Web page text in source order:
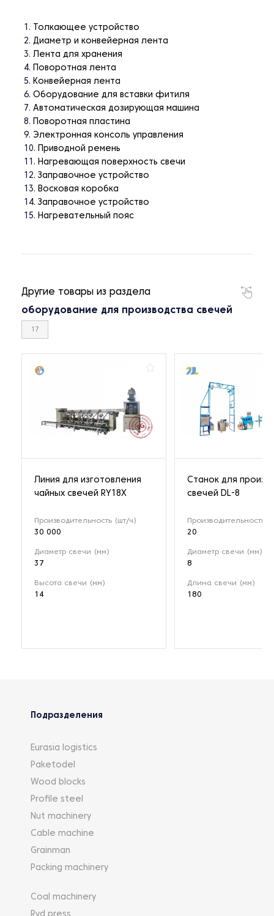
Толкающее устройство
Диаметр и конвейерная лента
Лента для хранения
Поворотная лента
Конвейерная лента
Оборудование для вставки фитиля
Автоматическая дозирующая машина
Поворотная пластина
Электронная консоль управления
Приводной ремень
Нагревающая поверхность свечи
Заправочное устройство
Восковая коробка
Заправочное устройство
Нагревательный пояс
Другие товары из раздела
оборудование для производства свечей
17
Линия для изготовления
чайных свечей RY18X
Производительность (шт/ч)
30 000
Диаметр свечи (мм)
37
Высота свечи (мм)
14
Станок для
свечей DL-8
Производительность
20
Диаметр свечи (мм)
8
Длина свечи (мм)
180
Подразделения
Eurasia logistics
Paketodel
Wood blocks
Profile steel
Nut machinery
Cable machine
Grainman
Packing machinery
Coal machinery
Rvd press